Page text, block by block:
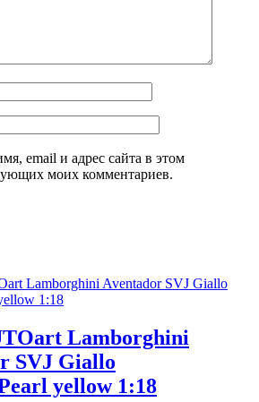
email и адрес сайта в этом
моих комментариев.
Lamborghini
SVJ Giallo
yellow 1:18